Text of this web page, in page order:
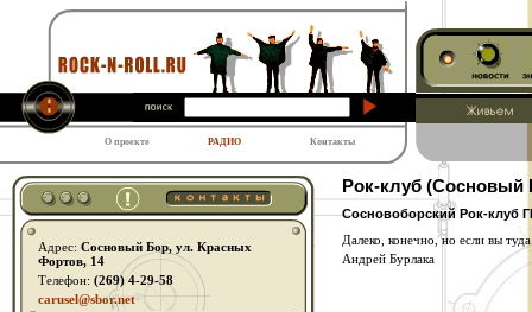
О проекте РАДИО Контакты
Адрес: Сосновый Бор, ул. Красных
Фортов, 14
Телефон: (269) 4-29-58
carusel@sbor.net
Рок-клуб (Сосновый
Сосновоборский Рок-клуб
Далеко, конечно, но если вы
Андрей Бурлака